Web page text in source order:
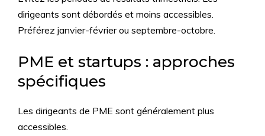
dirigeants sont débordés et moins accessibles.
Préférez janvier-février ou septembre-octobre.
PME et startups : approches
spécifiques
Les dirigeants de PME sont généralement plus
accessibles.